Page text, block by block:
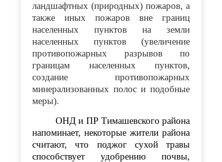
ландшафтных (природных) пожаров, а
также иных пожаров вне границ
населенных пунктов на земли
населенных пунктов (увеличение
противопожарных разрывов по
границам населенных пунктов,
создание противопожарных
минерализованных полос и подобные
меры).
ОНД и ПР Тимашевского района
напоминает, некоторые жители района
считают, что поджог сухой травы
способствует удобрению почвы,